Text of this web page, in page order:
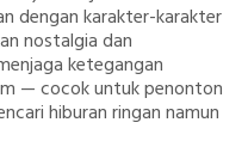
dengan karakter-karakter
nostalgia dan
ketegangan
— cocok untuk penonton
hiburan ringan namun